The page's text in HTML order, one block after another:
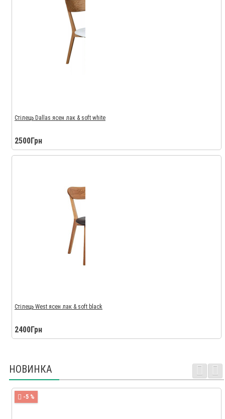
Стілець Dallas ясен лак & soft white
2500Грн
Стілець West ясен лак & soft black
2400Грн
НОВИНКА
-5 %